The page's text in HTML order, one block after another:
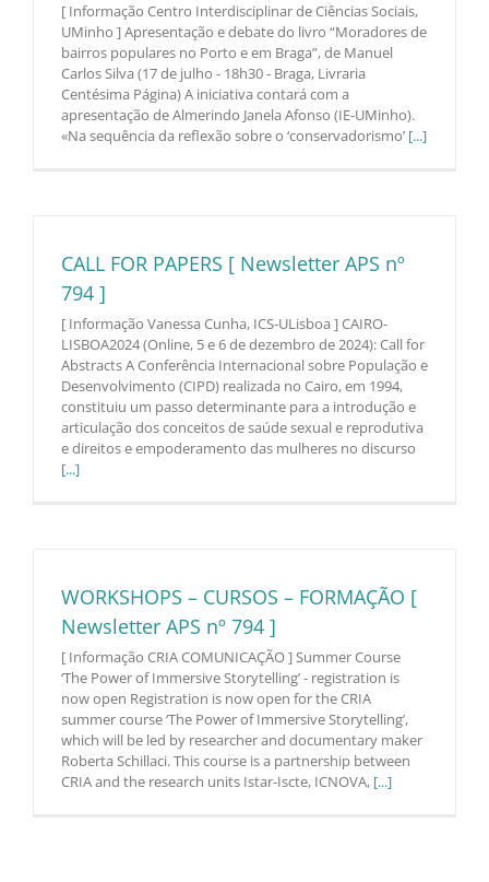
[ Informação Centro Interdisciplinar de Ciências Sociais,
UMinho ] Apresentação e debate do livro “Moradores de
bairros populares no Porto e em Braga”, de Manuel
Carlos Silva (17 de julho - 18h30 - Braga, Livraria
Centésima Página) A iniciativa contará com a
apresentação de Almerindo Janela Afonso (IE-UMinho).
«Na sequência da reflexão sobre o ‘conservadorismo’ [...]
CALL FOR PAPERS [ Newsletter APS nº
794 ]
[ Informação Vanessa Cunha, ICS-ULisboa ] CAIRO-
LISBOA2024 (Online, 5 e 6 de dezembro de 2024): Call for
Abstracts A Conferência Internacional sobre População e
Desenvolvimento (CIPD) realizada no Cairo, em 1994,
constituiu um passo determinante para a introdução e
articulação dos conceitos de saúde sexual e reprodutiva
e direitos e empoderamento das mulheres no discurso
[...]
WORKSHOPS – CURSOS – FORMAÇÃO [
Newsletter APS nº 794 ]
[ Informação CRIA COMUNICAÇÃO ] Summer Course
‘The Power of Immersive Storytelling’ - registration is
now open Registration is now open for the CRIA
summer course ‘The Power of Immersive Storytelling’,
which will be led by researcher and documentary maker
Roberta Schillaci. This course is a partnership between
CRIA and the research units Istar-Iscte, ICNOVA, [...]